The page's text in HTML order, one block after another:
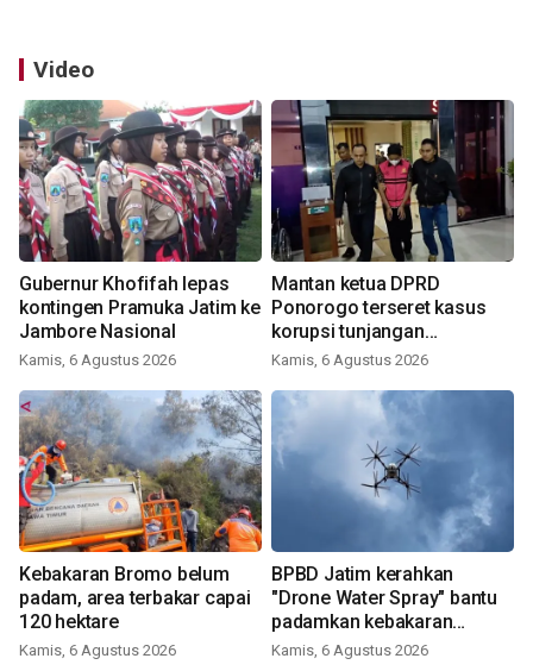
Video
Gubernur Khofifah lepas
kontingen Pramuka Jatim ke
Jambore Nasional
Kamis, 6 Agustus 2026
Mantan ketua DPRD
Ponorogo terseret kasus
korupsi tunjangan
perumahan
Kamis, 6 Agustus 2026
Kebakaran Bromo belum
padam, area terbakar capai
120 hektare
Kamis, 6 Agustus 2026
BPBD Jatim kerahkan
"Drone Water Spray" bantu
padamkan kebakaran
Bromo
Kamis, 6 Agustus 2026